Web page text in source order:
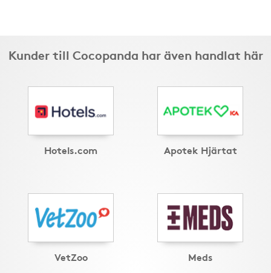
Kunder till Cocopanda har även handlat här
Hotels.com Apotek Hjärtat
VetZoo Meds